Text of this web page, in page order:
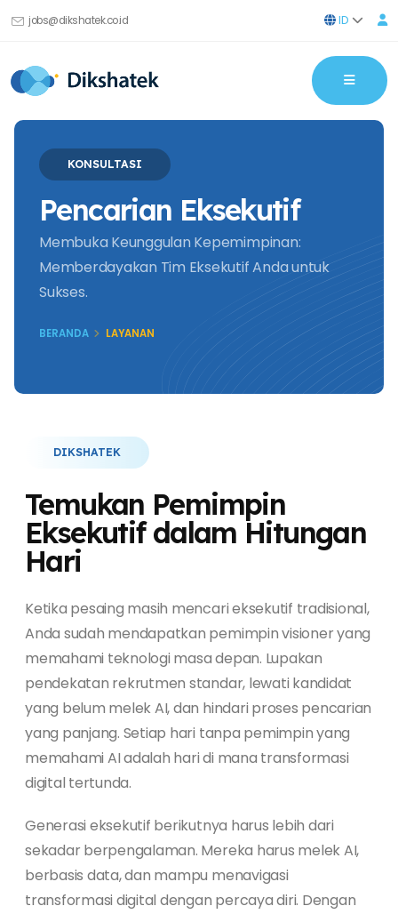
jobs@dikshatek.co.id ID
KONSULTASI
Pencarian Eksekutif
Membuka Keunggulan Kepemimpinan:
Memberdayakan Tim Eksekutif Anda untuk
Sukses.
BERANDA LAYANAN
DIKSHATEK
Temukan Pemimpin
Eksekutif dalam Hitungan
Hari
Ketika pesaing masih mencari eksekutif tradisional,
Anda sudah mendapatkan pemimpin visioner yang
memahami teknologi masa depan. Lupakan
pendekatan rekrutmen standar, lewati kandidat
yang belum melek AI, dan hindari proses pencarian
yang panjang. Setiap hari tanpa pemimpin yang
memahami AI adalah hari di mana transformasi
digital tertunda.
Generasi eksekutif berikutnya harus lebih dari
sekadar berpengalaman. Mereka harus melek AI,
berbasis data, dan mampu menavigasi
transformasi digital dengan percaya diri. Dengan